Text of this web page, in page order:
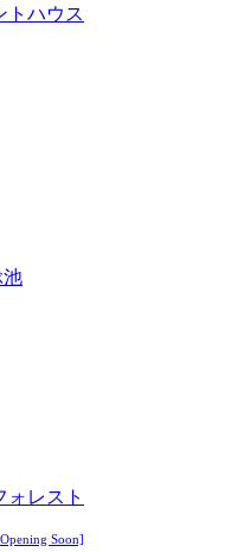
トハウス
池
ォレスト
Soon]